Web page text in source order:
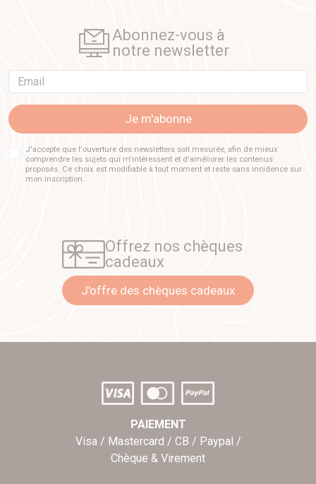
Abonnez-vous à
notre newsletter
Email
Je m'abonne
J'accepte que l'ouverture des newsletters soit mesurée, afin de mieux
comprendre les sujets qui m'intéressent et d'améliorer les contenus
proposés. Ce choix est modifiable à tout moment et reste sans incidence sur
mon inscription.
Offrez nos chèques
cadeaux
J'offre des chèques cadeaux
PAIEMENT
Visa / Mastercard / CB / Paypal /
Chèque & Virement